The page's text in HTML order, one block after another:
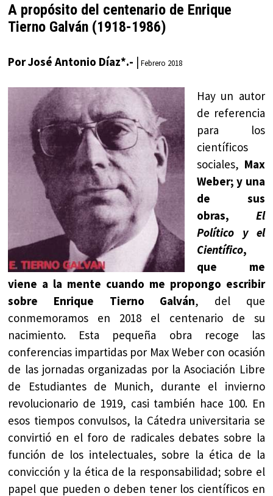
A propósito del centenario de Enrique
Tierno Galván (1918-1986)
Por José Antonio Díaz*.- | Febrero 2018
Hay un autor
de referencia
para los
científicos
sociales, Max
Weber; y una
de sus
obras, El
Político y el
Científico,
que me
viene a la mente cuando me propongo escribir
sobre Enrique Tierno Galván, del que
conmemoramos en 2018 el centenario de su
nacimiento. Esta pequeña obra recoge las
conferencias impartidas por Max Weber con ocasión
de las jornadas organizadas por la Asociación Libre
de Estudiantes de Munich, durante el invierno
revolucionario de 1919, casi también hace 100. En
esos tiempos convulsos, la Cátedra universitaria se
convirtió en el foro de radicales debates sobre la
función de los intelectuales, sobre la ética de la
convicción y la ética de la responsabilidad; sobre el
papel que pueden o deben tener los científicos en